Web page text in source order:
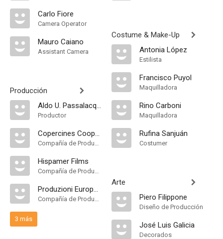
Carlo Fiore
Camera Operator
Mauro Caiano
Assistant Camera
Producción
Aldo U. Passalacqua
Productor
Copercines Cooperativa Cinematográfica
Compañía de Produccion
Hispamer Films
Compañía de Produccion
Produzioni Europee Associati
Compañía de Produccion
3 más
Costume & Make-Up
Antonia López
Estilista
Francisco Puyol
Maquilladora
Rino Carboni
Maquilladora
Rufina Sanjuán
Costumer
Arte
Piero Filippone
Diseño de Producción
José Luis Galicia
Decorados